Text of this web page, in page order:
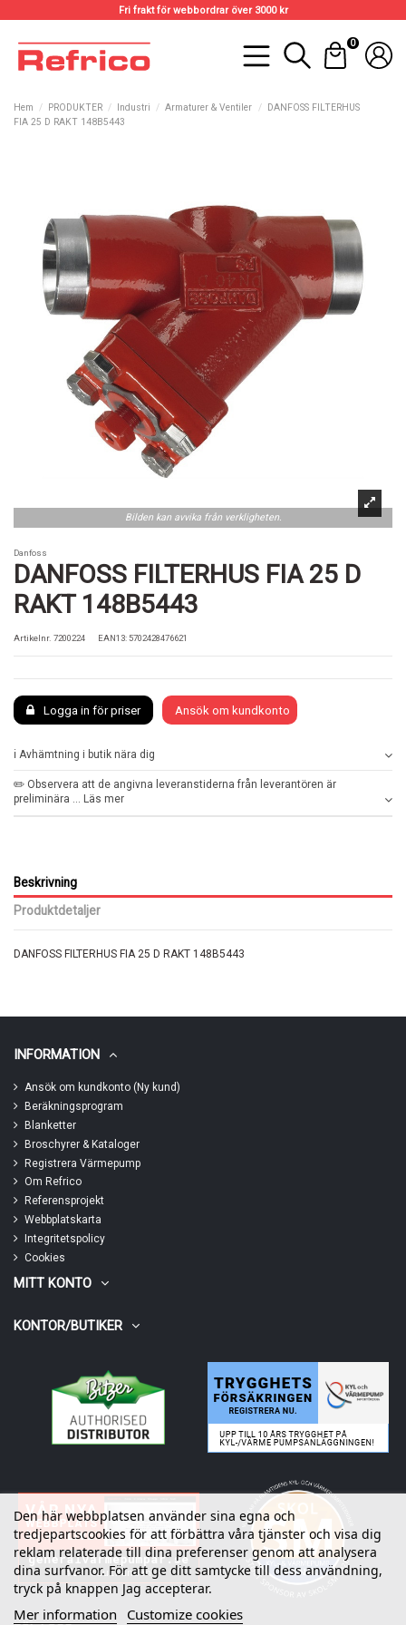
Fri frakt för webbordrar över 3000 kr
0
Hem PRODUKTER Industri Armaturer & Ventiler
DANFOSS FILTERHUS
FIA 25 D RAKT 148B5443
Bilden kan avvika från verkligheten.
Danfoss
DANFOSS FILTERHUS FIA 25 D
RAKT 148B5443
Artikelnr. 7200224 EAN13: 5702428476621
Logga in för priser Ansök om kundkonto
ℹ️ Avhämtning i butik nära dig
✏️ Observera att de angivna leveranstiderna från leverantören är
preliminära ... Läs mer
Beskrivning
Produktdetaljer
DANFOSS FILTERHUS FIA 25 D RAKT 148B5443
INFORMATION
Ansök om kundkonto (Ny kund)
Beräkningsprogram
Blanketter
Broschyrer & Kataloger
Registrera Värmepump
Om Refrico
Referensprojekt
Webbplatskarta
Integritetspolicy
Cookies
MITT KONTO
KONTOR/BUTIKER
Den här webbplatsen använder sina egna och
tredjepartscookies för att förbättra våra tjänster och visa dig
reklam relaterade till dina preferenser genom att analysera
dina surfvanor. För att ge ditt samtycke till dess användning,
tryck på knappen Jag accepterar.
Mer information Customize cookies